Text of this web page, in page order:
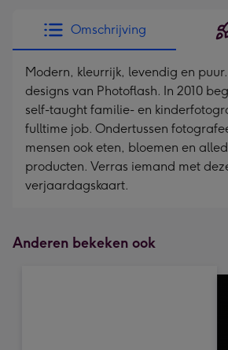
mm
indruk
-
Dimensions:
240
x
240
mm
Omschrijving
Modern, kleurrijk, levendig en
designs van Photoflash. In 2010
self-taught familie- en
fulltime job. Ondertussen
mensen ook eten, bloemen en
producten. Verras iemand met
verjaardagskaart.
Anderen bekeken ook